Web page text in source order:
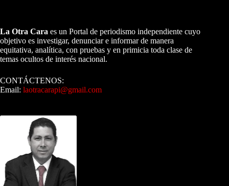
La Otra Cara es un Portal de periodismo independiente cuyo
objetivo es investigar, denunciar e informar de manera
equitativa, analítica, con pruebas y en primicia toda clase de
temas ocultos de interés nacional.
CONTÁCTENOS:
Email: laotracarapi@gmail.com